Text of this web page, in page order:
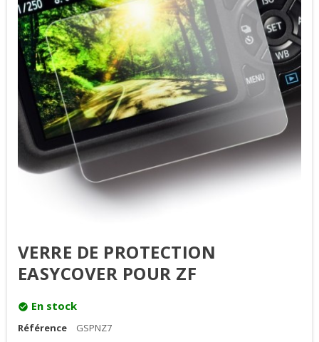
VERRE DE PROTECTION
EASYCOVER POUR ZF
check_circle En stock
Référence
GSPNZ7